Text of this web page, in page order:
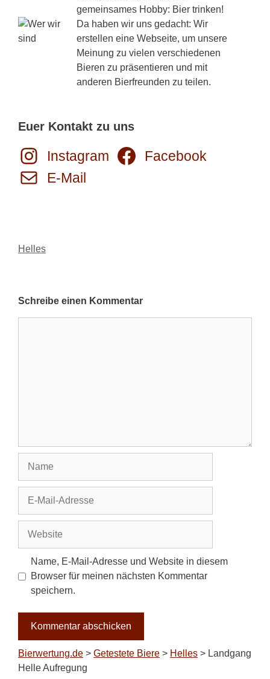
gemeinsames Hobby: Bier trinken!
Da haben wir uns gedacht: Wir
erstellen eine Webseite, um unsere
Meinung zu vielen verschiedenen
Bieren zu präsentieren und mit
anderen Bierfreunden zu teilen.
Euer Kontakt zu uns
Instagram
Facebook
E-Mail
Kategorien
Helles
Schreibe einen Kommentar
Adresse
Name, E-Mail-Adresse und Website in diesem
Browser für meinen nächsten Kommentar
speichern.
Bierwertung.de > Getestete Biere > Helles > Landgang
Helle Aufregung